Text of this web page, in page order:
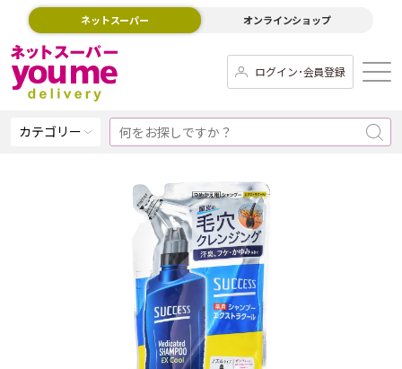
ネットスーパー オンラインショップ
ログイン･会員登録
カテゴリー